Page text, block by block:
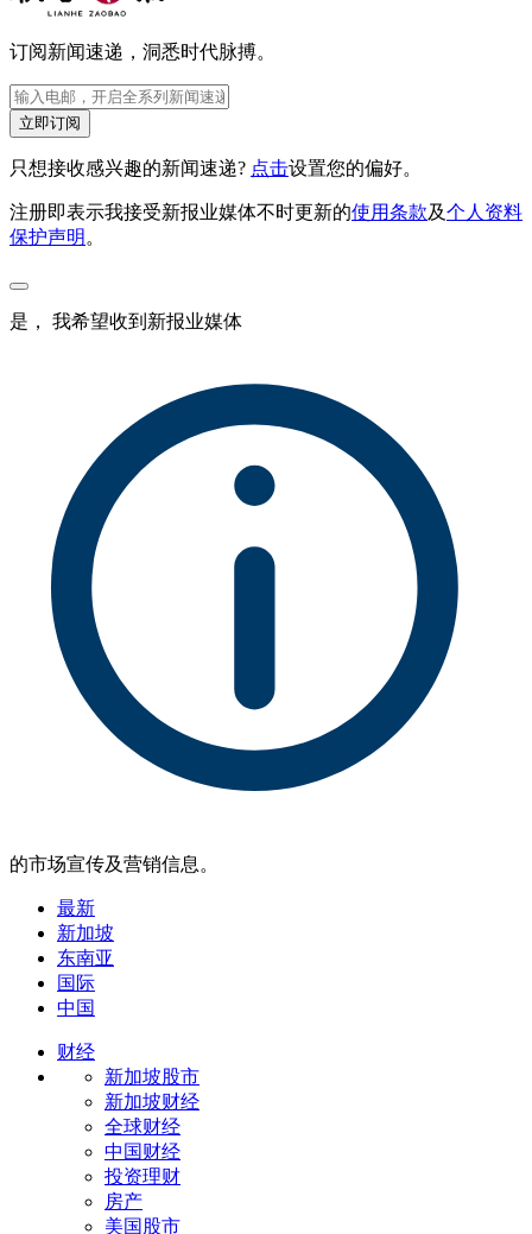
订阅新闻速递，洞悉时代脉搏。
立即订阅
只想接收感兴趣的新闻速递? 点击设置您的偏好。
注册即表示我接受新报业媒体不时更新的使用条款及个人资料
保护声明 。
是， 我希望收到新报业媒体
的市场宣传及营销信息。
最新
新加坡
东南亚
国际
中国
财经
新加坡股市
新加坡财经
全球财经
中国财经
投资理财
房产
美国股市